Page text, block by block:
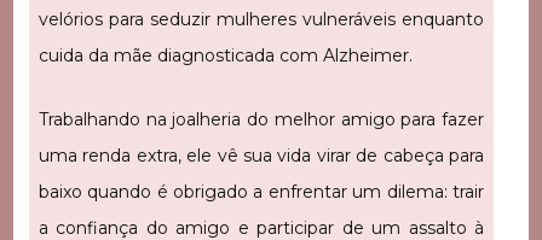
velórios para seduzir mulheres vulneráveis enquanto
cuida da mãe diagnosticada com Alzheimer.
Trabalhando na joalheria do melhor amigo para fazer
uma renda extra, ele vê sua vida virar de cabeça para
baixo quando é obrigado a enfrentar um dilema: trair
a confiança do amigo e participar de um assalto à